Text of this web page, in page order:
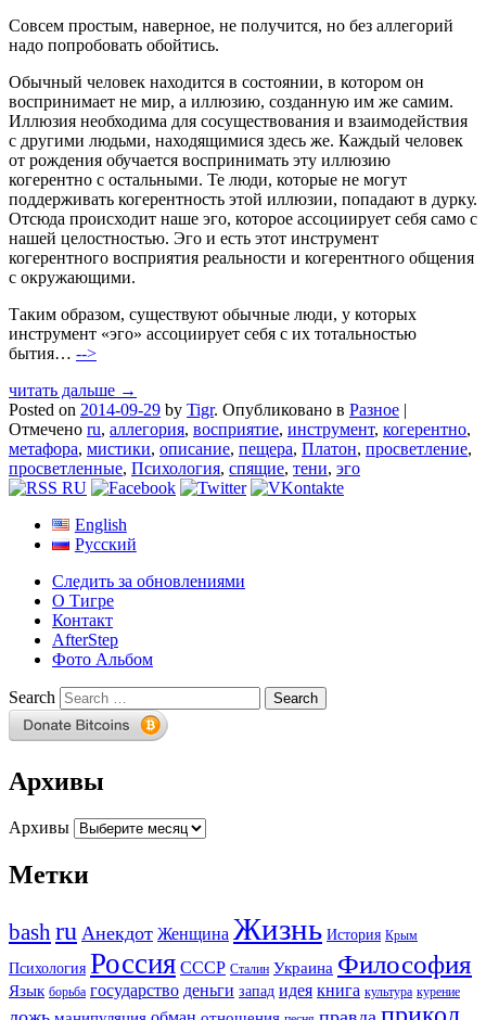
Совсем простым, наверное, не получится, но без аллегорий
надо попробовать обойтись.
Обычный человек находится в состоянии, в котором он
воспринимает не мир, а иллюзию, созданную им же самим.
Иллюзия необходима для сосуществования и взаимодействия
с другими людьми, находящимися здесь же. Каждый человек
от рождения обучается воспринимать эту иллюзию
когерентно с остальными. Те люди, которые не могут
поддерживать когерентность этой иллюзии, попадают в дурку.
Отсюда происходит наше эго, которое ассоциирует себя само с
нашей целостностью. Эго и есть этот инструмент
когерентного восприятия реальности и когерентного общения
с окружающими.
Таким образом, существуют обычные люди, у которых
инструмент «эго» ассоциирует себя с их тотальностью
бытия… -->
читать дальше →
Posted on 2014-09-29 by Tigr. Опубликовано в Разное |
Отмечено ru, аллегория, восприятие, инструмент, когерентно,
метафора, мистики, описание, пещера, Платон, просветление,
просветленные, Психология, спящие, тени, эго
English
Русский
Следить за обновлениями
О Тигре
Контакт
AfterStep
Фото Альбом
Search
Архивы
Архивы
Метки
bashru Анекдот Женщина Жизнь История Крым
Психология Россия СССР Сталин Украина Философия
Язык борьба государство деньги запад идея книга культура курение